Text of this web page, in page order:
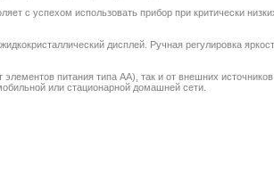
с успехом использовать прибор при критически
дисплей. Ручная регулировка
питания типа АА), так и от внешних
или стационарной домашней сети.